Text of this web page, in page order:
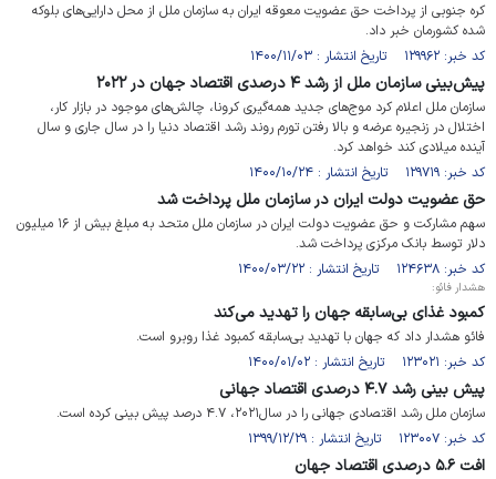
کره جنوبی از پرداخت حق عضویت معوقه ایران به سازمان ملل از محل دارایی‌های بلوکه
شده کشورمان خبر داد.
کد خبر: ۱۲۹۹۶۲ تاریخ انتشار : ۱۴۰۰/۱۱/۰۳
پیش‌بینی سازمان ملل از رشد ۴ درصدی اقتصاد جهان در ۲۰۲۲
سازمان ملل اعلام کرد موج‌های جدید همه‌گیری کرونا، چالش‌های موجود در بازار کار،
اختلال‌ در زنجیره عرضه و بالا رفتن تورم روند رشد اقتصاد دنیا را در سال جاری و سال
آینده میلادی کند خواهد کرد.
کد خبر: ۱۲۹۷۱۹ تاریخ انتشار : ۱۴۰۰/۱۰/۲۴
حق عضویت دولت ایران در سازمان ملل پرداخت شد
سهم مشارکت و حق عضویت دولت ایران در سازمان ملل متحد به مبلغ بیش از ۱۶ میلیون
دلار توسط بانک مرکزی پرداخت شد.
کد خبر: ۱۲۴۶۳۸ تاریخ انتشار : ۱۴۰۰/۰۳/۲۲
هشدار فائو:
کمبود غذای بی‌سابقه‌ جهان را تهدید می‌کند
فائو هشدار داد که جهان با تهدید بی‌سابقه کمبود غذا روبرو است.
کد خبر: ۱۲۳۰۲۱ تاریخ انتشار : ۱۴۰۰/۰۱/۰۲
پیش بینی رشد ۴.۷ درصدی اقتصاد جهانی
سازمان ملل رشد اقتصادی جهانی را در سال۲۰۲۱، ۴.۷ درصد پیش بینی کرده است.
کد خبر: ۱۲۳۰۰۷ تاریخ انتشار : ۱۳۹۹/۱۲/۲۹
افت ۵.۶ درصدی اقتصاد جهان